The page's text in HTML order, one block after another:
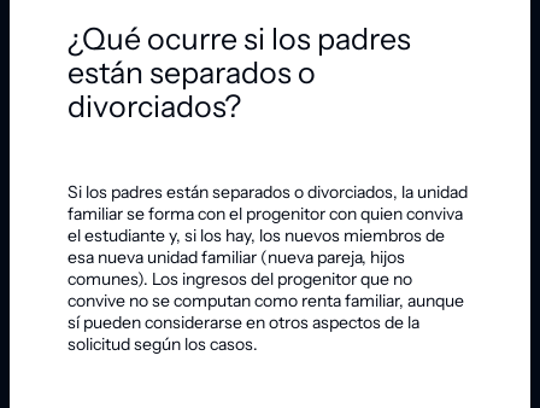
¿Qué ocurre si los padres
están separados o
divorciados?
Si los padres están separados o divorciados, la unidad
familiar se forma con el progenitor con quien conviva
el estudiante y, si los hay, los nuevos miembros de
esa nueva unidad familiar (nueva pareja, hijos
comunes). Los ingresos del progenitor que no
convive no se computan como renta familiar, aunque
sí pueden considerarse en otros aspectos de la
solicitud según los casos.